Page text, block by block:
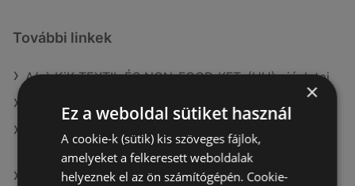
További linkek
A(z) KiK TEXTIL ÉS NON-FOOD KFT. (HU) ajánlatai
A(z) TEDi Distribution SAS ajánlatai
A(z) KiK TEXTIL ÉS NON-FOOD KFT. (HU) aktuális
akciós újságjai
A(z) TEDi Distribution SAS aktuális akciós újságjai
×
Ez a weboldal sütiket használ
A cookie-k (sütik) kis szöveges fájlok,
amelyeket a felkeresett weboldalak
helyeznek el az ön számítógépén. Cookie-